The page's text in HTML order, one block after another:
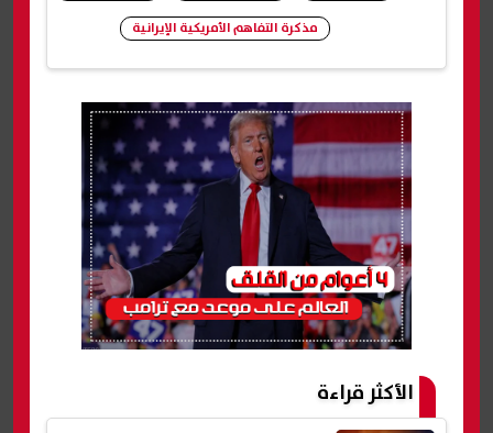
مذكرة التفاهم الأمريكية الإيرانية
الأكثر قراءة